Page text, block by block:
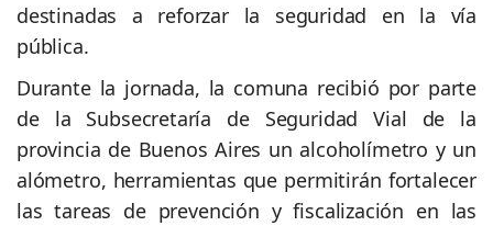
destinadas a reforzar la seguridad en la vía
pública.
Durante la jornada, la comuna recibió por parte
de la Subsecretaría de Seguridad Vial de la
provincia de Buenos Aires un alcoholímetro y un
alómetro, herramientas que permitirán fortalecer
las tareas de prevención y fiscalización en las